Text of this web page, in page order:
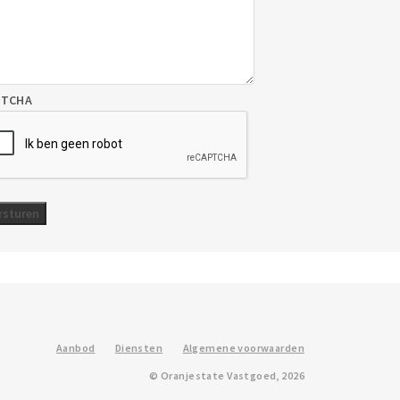
Aanbod Diensten Algemene voorwaarden
© Oranjestate Vastgoed, 2026